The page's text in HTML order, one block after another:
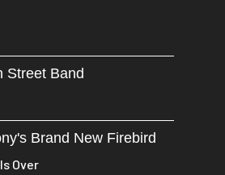
Street Band
Brand New Firebird
Over